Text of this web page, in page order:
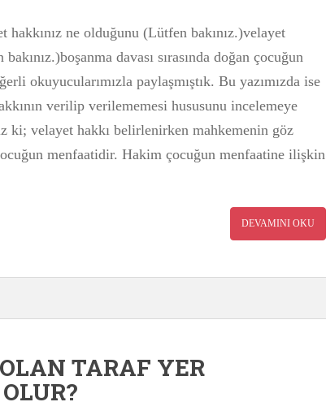
hakkınız ne olduğunu (Lütfen bakınız.)velayet
davası sırasında doğan çocuğun
okuyucularımızla paylaşmıştık. Bu yazımızda ise
verilip verilememesi hususunu incelemeye
ki; velayet hakkı belirlenirken mahkemenin göz
menfaatidir. Hakim çocuğun menfaatine ilişkin
DEVAMINI OKU
TARAF YER